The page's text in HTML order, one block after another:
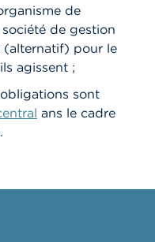
de
de gestion
(alternatif) pour le
agissent ;
sont
ans le cadre